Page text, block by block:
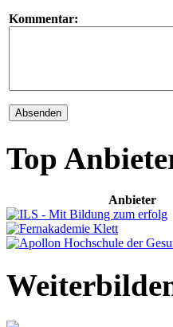
Kommentar:
Absenden
Top
Anbieter